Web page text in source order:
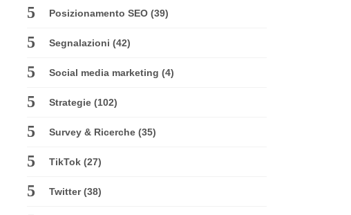
Posizionamento SEO (39)
Segnalazioni (42)
Social media marketing (4)
Strategie (102)
Survey & Ricerche (35)
TikTok (27)
Twitter(38)